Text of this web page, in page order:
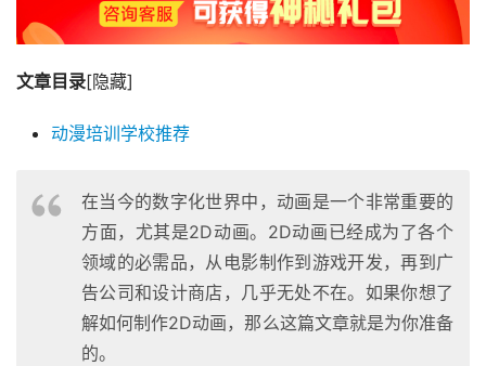
文章目录[隐藏]
动漫培训学校推荐
在当今的数字化世界中，动画是一个非常重要的
方面，尤其是2D动画。2D动画已经成为了各个
领域的必需品，从电影制作到游戏开发，再到广
告公司和设计商店，几乎无处不在。如果你想了
解如何制作2D动画，那么这篇文章就是为你准备
的。